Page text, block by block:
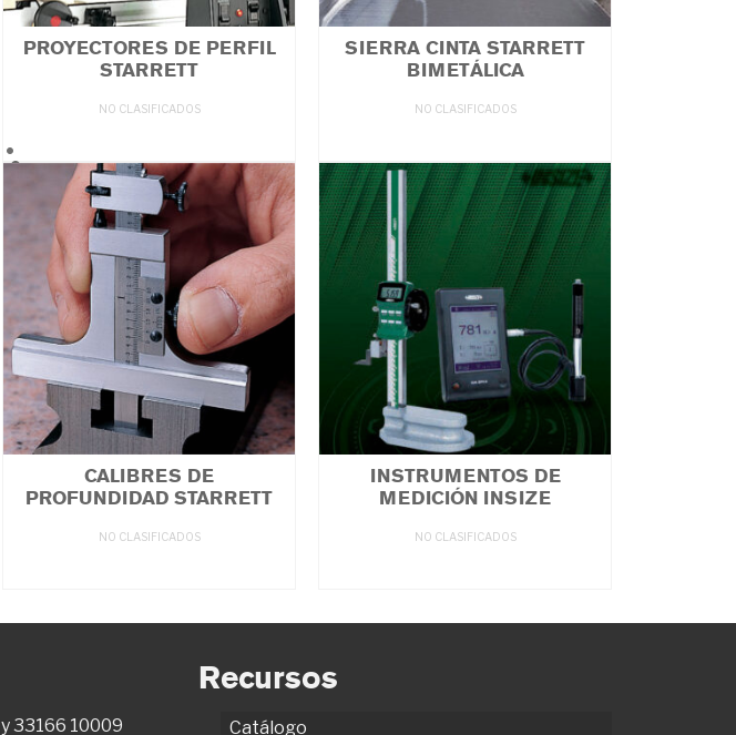
PROYECTORES DE PERFIL
STARRETT
NO CLASIFICADOS
SIERRA CINTA STARRETT
BIMETÁLICA
NO CLASIFICADOS
CALIBRES DE
PROFUNDIDAD STARRETT
NO CLASIFICADOS
INSTRUMENTOS DE
MEDICIÓN INSIZE
NO CLASIFICADOS
y33166 10009
Recursos
Catálogo